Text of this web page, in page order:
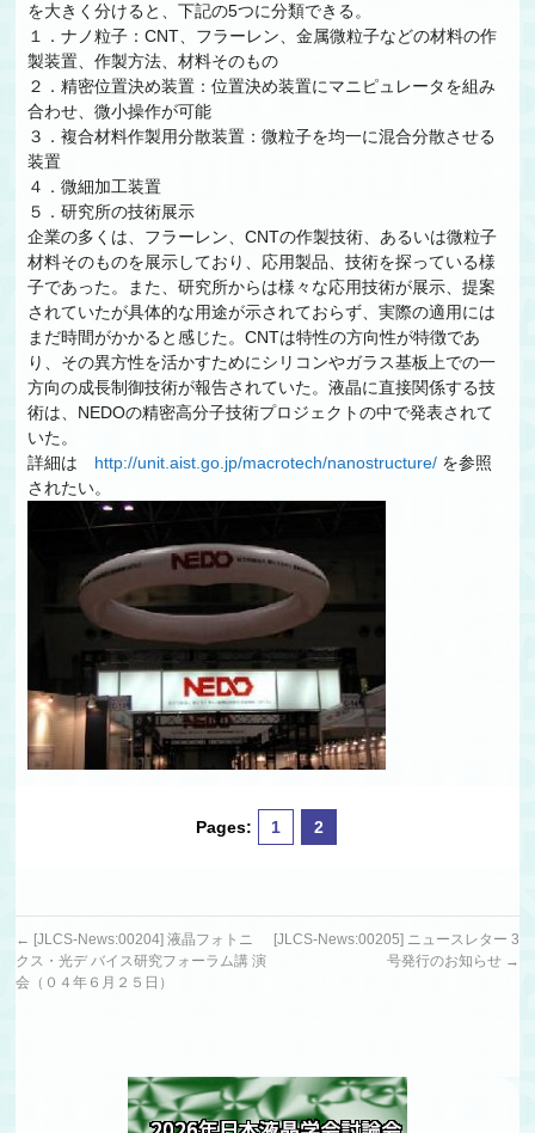
を大きく分けると、下記の5つに分類できる。
１．ナノ粒子：CNT、フラーレン、金属微粒子などの材料の作
製装置、作製方法、材料そのもの
２．精密位置決め装置：位置決め装置にマニピュレータを組み
合わせ、微小操作が可能
３．複合材料作製用分散装置：微粒子を均一に混合分散させる
装置
４．微細加工装置
５．研究所の技術展示
企業の多くは、フラーレン、CNTの作製技術、あるいは微粒子
材料そのものを展示しており、応用製品、技術を探っている様
子であった。また、研究所からは様々な応用技術が展示、提案
されていたが具体的な用途が示されておらず、実際の適用には
まだ時間がかかると感じた。CNTは特性の方向性が特徴であ
り、その異方性を活かすためにシリコンやガラス基板上での一
方向の成長制御技術が報告されていた。液晶に直接関係する技
術は、NEDOの精密高分子技術プロジェクトの中で発表されて
いた。
詳細は http://unit.aist.go.jp/macrotech/nanostructure/ を参照
されたい。
Pages: 1 2
← [JLCS-News:00204] 液晶フォトニ
クス・光デ バイス研究フォーラム講 演
会（０４年６月２５日）
[JLCS-News:00205] ニュースレター 3
号発行のお知らせ →